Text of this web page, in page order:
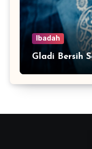
Ibadah
Gladi Bersih